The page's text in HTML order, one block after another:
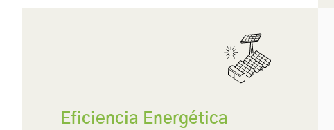
Eficiencia Energética